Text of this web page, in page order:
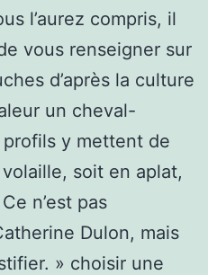
l’aurez compris, il
vous renseigner sur
d’après la culture
un cheval-
y mettent de
soit en aplat,
n’est pas
Dulon, mais
» choisir une